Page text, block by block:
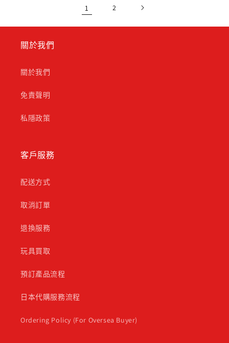
1 2
關於我們
關於我們
免責聲明
私隱政策
客戶服務
配送方式
取消訂單
退換服務
玩具買取
預訂產品流程
日本代購服務流程
Ordering Policy (For Oversea Buyer)